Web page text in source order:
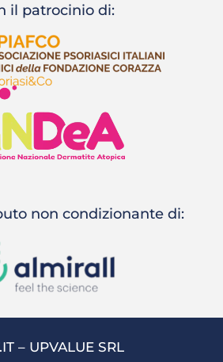
il patrocinio di:
non condizionante di:
– UPVALUE SRL